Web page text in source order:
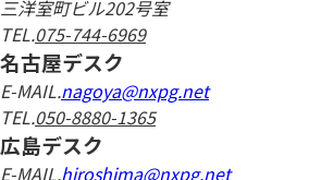
三洋室町ビル202号室
TEL.075-744-6969
名古屋デスク
E-MAIL.nagoya@nxpg.net
TEL.050-8880-1365
広島デスク
E-MAIL.hiroshima@nxpg.net